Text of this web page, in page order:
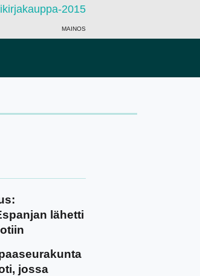
MAINOS
lähetti
jossa